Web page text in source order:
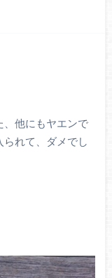
、他にもヤエンで
れて、ダメでし